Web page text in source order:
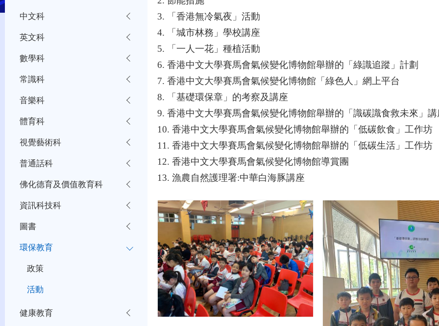
3. 「香港無冷氣夜」活動
4. 「城市林務」學校講座
5. 「一人一花」種植活動
6. 香港中文大學賽馬會氣候變化博物館舉辦的「綠識追蹤」計劃
7. 香港中文大學賽馬會氣候變化博物館「綠色人」網上平台
8. 「基礎環保章」的考察及講座
9. 香港中文大學賽馬會氣候變化博物館舉辦的「識碳識食救未來」講
10. 香港中文大學賽馬會氣候變化博物館舉辦的「低碳飲食」工作坊
11. 香港中文大學賽馬會氣候變化博物館舉辦的「低碳生活」工作坊
12. 香港中文大學賽馬會氣候變化博物館導賞團
13. 漁農自然護理署:中華白海豚講座
中文科
英文科
數學科
常識科
音樂科
體育科
視覺藝術科
普通話科
佛化德育及價值教育科
資訊科技科
圖書
環保教育
政策
活動
健康教育